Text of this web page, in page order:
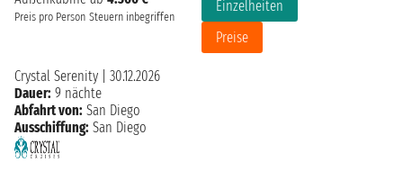
Preis pro Person Steuern inbegriffen
Einzelheiten
Preise
Crystal Serenity
30.12.2026
Dauer: 9 nächte
Abfahrt von: San Diego
Ausschiffung: San Diego